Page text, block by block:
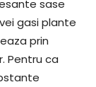
sase
vei gasi plante
prin
Pentru ca